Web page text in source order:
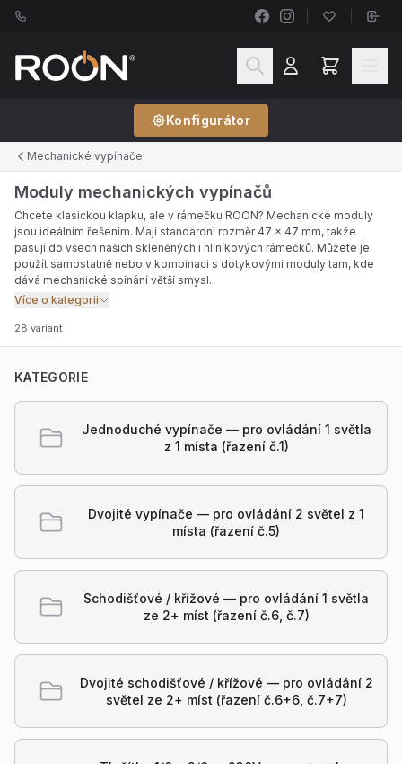
Konfigurátor
Mechanické vypínače
Moduly mechanických vypínačů
Chcete klasickou klapku, ale v rámečku ROON? Mechanické moduly
jsou ideálním řešením. Mají standardní rozměr 47 × 47 mm, takže
pasují do všech našich skleněných i hliníkových rámečků. Můžete je
použít samostatně nebo v kombinaci s dotykovými moduly tam, kde
dává mechanické spínání větší smysl.
Více o kategorii
28 variant
KATEGORIE
Jednoduché vypínače — pro ovládání 1 světla
z 1 místa (řazení č.1)
Dvojité vypínače — pro ovládání 2 světel z 1
místa (řazení č.5)
Schodišťové / křížové — pro ovládání 1 světla
ze 2+ míst (řazení č.6, č.7)
Dvojité schodišťové / křížové — pro ovládání 2
světel ze 2+ míst (řazení č.6+6, č.7+7)